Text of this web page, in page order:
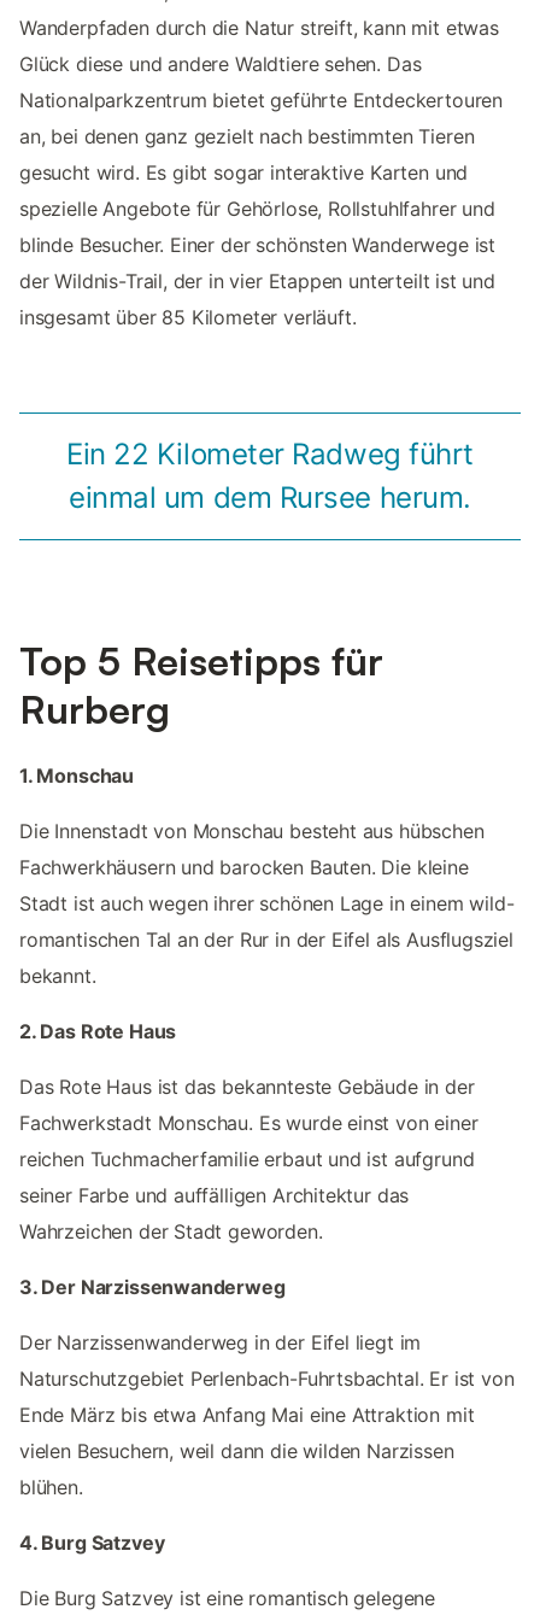
Wanderpfaden durch die Natur streift, kann mit etwas
Glück diese und andere Waldtiere sehen. Das
Nationalparkzentrum bietet geführte Entdeckertouren
an, bei denen ganz gezielt nach bestimmten Tieren
gesucht wird. Es gibt sogar interaktive Karten und
spezielle Angebote für Gehörlose, Rollstuhlfahrer und
blinde Besucher. Einer der schönsten Wanderwege ist
der Wildnis-Trail, der in vier Etappen unterteilt ist und
insgesamt über 85 Kilometer verläuft.
Ein 22 Kilometer Radweg führt
einmal um dem Rursee herum.
Top 5 Reisetipps für
Rurberg
1. Monschau
Die Innenstadt von Monschau besteht aus hübschen
Fachwerkhäusern und barocken Bauten. Die kleine
Stadt ist auch wegen ihrer schönen Lage in einem wild-
romantischen Tal an der Rur in der Eifel als Ausflugsziel
bekannt.
2. Das Rote Haus
Das Rote Haus ist das bekannteste Gebäude in der
Fachwerkstadt Monschau. Es wurde einst von einer
reichen Tuchmacherfamilie erbaut und ist aufgrund
seiner Farbe und auffälligen Architektur das
Wahrzeichen der Stadt geworden.
3. Der Narzissenwanderweg
Der Narzissenwanderweg in der Eifel liegt im
Naturschutzgebiet Perlenbach-Fuhrtsbachtal. Er ist von
Ende März bis etwa Anfang Mai eine Attraktion mit
vielen Besuchern, weil dann die wilden Narzissen
blühen.
4. Burg Satzvey
Die Burg Satzvey ist eine romantisch gelegene